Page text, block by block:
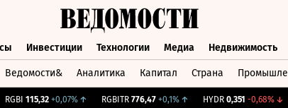
Инвестиции Технологии Медиа Недвижимость
Ведомости& Аналитика Капитал Страна
115,32 +0,07%↑ RGBITR 776,47 +0,1%↑ HYDR 0,351 -0,68%↓